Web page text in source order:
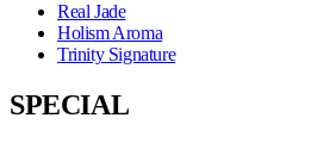
Real Jade
Holism Aroma
Trinity Signature
SPECIAL